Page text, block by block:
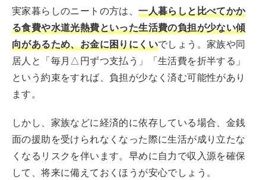
実家暮らしのニートの方は、一人暮らしと比べてかか
る食費や水道光熱費といった生活費の負担が少ない傾
向があるため、お金に困りにくいでしょう。家族や同
居人と「毎月△円ずつ支払う」「生活費を折半する」
という約束をすれば、負担が少なく済む可能性があり
ます。
しかし、家族などに経済的に依存している場合、金銭
面の援助を受けられなくなった際に生活が成り立たな
くなるリスクを伴います。早めに自力で収入源を確保
して、将来に備えておくほうが安心でしょう。